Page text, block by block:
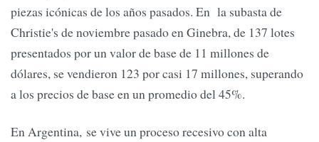
piezas icónicas de los años pasados. En la subasta de
Christie's de noviembre pasado en Ginebra, de 137 lotes
presentados por un valor de base de 11 millones de
dólares, se vendieron 123 por casi 17 millones, superando
a los precios de base en un promedio del 45%.
En Argentina, se vive un proceso recesivo con alta